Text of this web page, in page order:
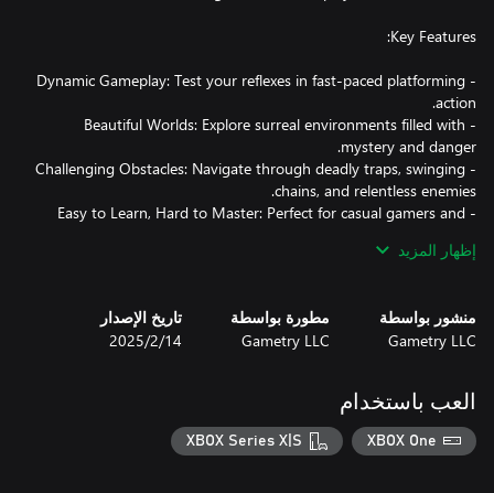
- Dynamic Gameplay: Test your reflexes in fast-paced platforming
- Beautiful Worlds: Explore surreal environments filled with
- Challenging Obstacles: Navigate through deadly traps, swinging
- Easy to Learn, Hard to Master: Perfect for casual gamers and
إظهار المزيد
منشور بواسطة
Gametry LLC
مطورة بواسطة
Gametry LLC
تاريخ الإصدار
14‏/2‏/2025
العب باستخدام
XBOX One
XBOX Series X|S